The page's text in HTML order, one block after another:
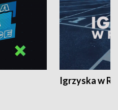
Igrzyska w